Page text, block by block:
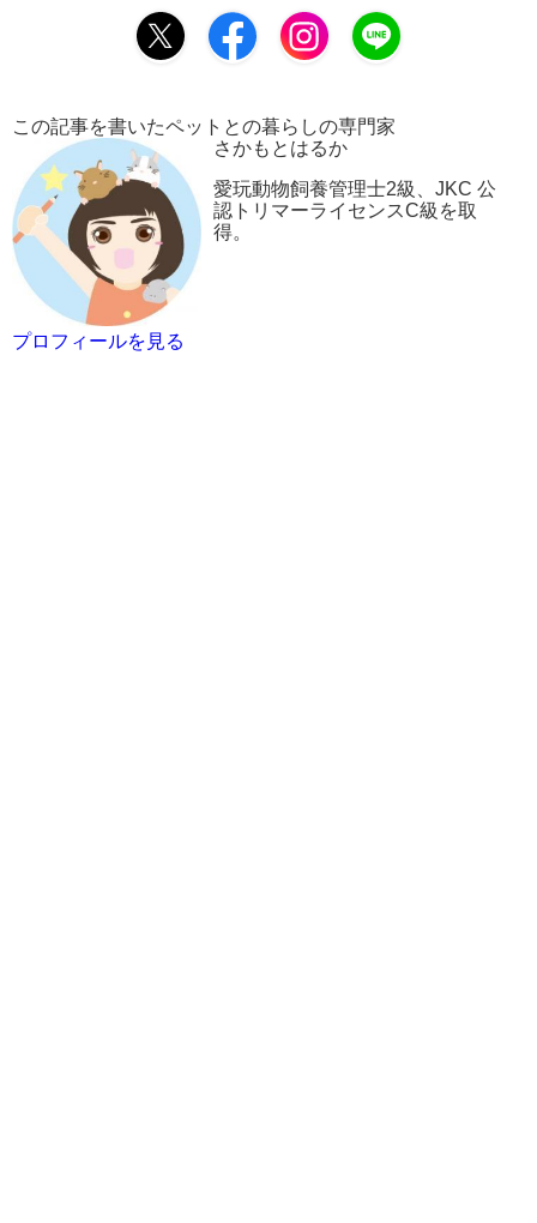
この記事を書いたペットとの暮らしの専門家
さかもとはるか
愛玩動物飼養管理士2級、JKC 公
認トリマーライセンスC級を取
得。
プロフィールを見る